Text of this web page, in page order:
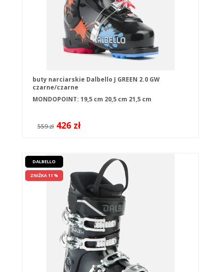
buty narciarskie Dalbello J GREEN 2.0 GW
czarne/czarne
MONDOPOINT: 19,5 cm 20,5 cm 21,5 cm
559 zł 426 zł
DALBELLO
ZNIŻKA 11 %